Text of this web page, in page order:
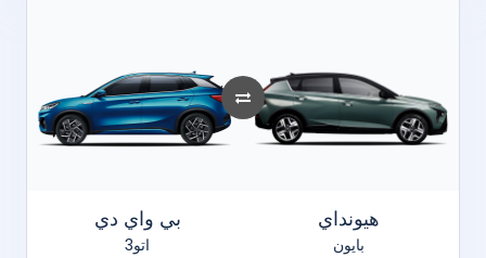
بي واي دي
اتو3
هيونداي
بايون